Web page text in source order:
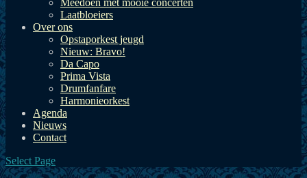
Meedoen met mooie concerten
Laatbloeiers
Over ons
Opstaporkest jeugd
Nieuw: Bravo!
Da Capo
Prima Vista
Drumfanfare
Harmonieorkest
Agenda
Nieuws
Contact
Select Page